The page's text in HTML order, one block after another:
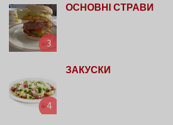
3
ОСНОВНІ СТРАВИ
4
ЗАКУСКИ